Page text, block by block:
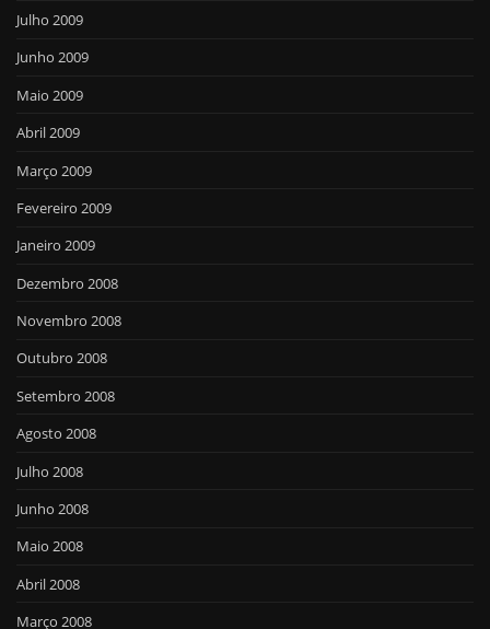
Julho 2009
Junho 2009
Maio 2009
Abril 2009
Março 2009
Fevereiro 2009
Janeiro 2009
Dezembro 2008
Novembro 2008
Outubro 2008
Setembro 2008
Agosto 2008
Julho 2008
Junho 2008
Maio 2008
Abril 2008
Março 2008